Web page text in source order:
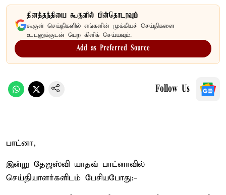
தினத்தந்தியை கூகுளில் பின்தொடரவும்
கூகுள் செய்திகளில் எங்களின் முக்கியச் செய்திகளை
உடனுக்குடன் பெற கிளிக் செய்யவும்.
Add as Preferred Source
Follow Us
பாட்னா,
இன்று தேஜஸ்வி யாதவ் பாட்னாவில்
செய்தியாளர்களிடம் பேசியபோது:-